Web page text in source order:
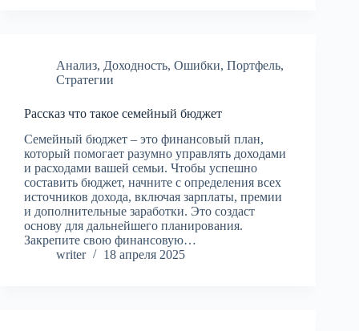
Анализ, Доходность, Ошибки, Портфель,
Стратегии
Рассказ что такое семейный бюджет
Семейный бюджет – это финансовый план,
который помогает разумно управлять доходами
и расходами вашей семьи. Чтобы успешно
составить бюджет, начните с определения всех
источников дохода, включая зарплаты, премии
и дополнительные заработки. Это создаст
основу для дальнейшего планирования.
Закрепите свою финансовую…
writer
18 апреля 2025